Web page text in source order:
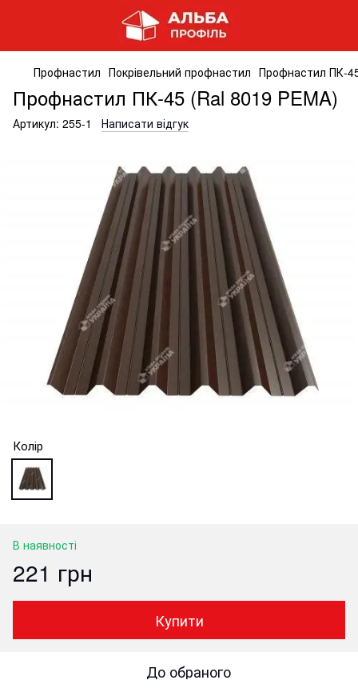
Профнастил Покрівельний профнастил Профнастил ПК-
Профнастил ПК-45 (Ral 8019 PEMA)
Артикул: 255-1 Написати відгук
Колір
В наявності
221 грн
Купити
До обраного